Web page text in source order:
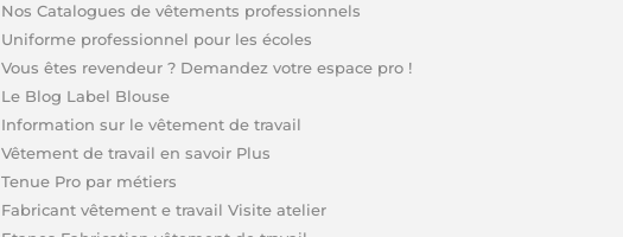
Nos Catalogues de vêtements professionnels
Uniforme professionnel pour les écoles
Vous êtes revendeur ? Demandez votre espace pro !
Le Blog Label Blouse
Information sur le vêtement de travail
Vêtement de travail en savoir Plus
Tenue Pro par métiers
Fabricant vêtement e travail Visite atelier